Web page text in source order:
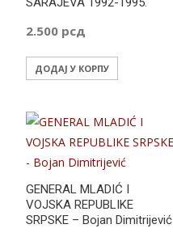
2.500 рсд
ДОДАЈ У КОРПУ
GENERAL MLADIĆ I
VOJSKA REPUBLIKE
SRPSKE – Bojan Dimitrijević